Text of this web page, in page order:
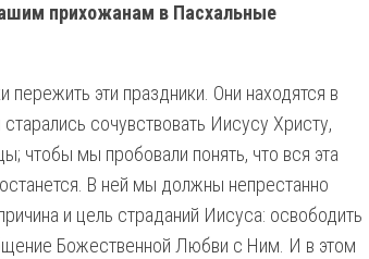
прихожанам в Пасхальные
эти праздники. Они находятся в
сочувствовать Иисусу Христу,
чтобы мы пробовали понять, что вся эта
В ней мы должны непрестанно
и цель страданий Иисуса: освободить
Божественной Любви с Ним. И в этом